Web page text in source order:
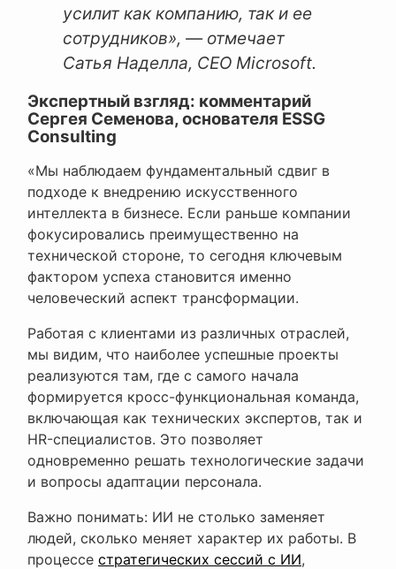
усилит как компанию, так и ее
сотрудников», — отмечает
Сатья Наделла, CEO Microsoft.
Экспертный взгляд: комментарий
Сергея Семенова, основателя ESSG
Consulting
«Мы наблюдаем фундаментальный сдвиг в
подходе к внедрению искусственного
интеллекта в бизнесе. Если раньше компании
фокусировались преимущественно на
технической стороне, то сегодня ключевым
фактором успеха становится именно
человеческий аспект трансформации.
Работая с клиентами из различных отраслей,
мы видим, что наиболее успешные проекты
реализуются там, где с самого начала
формируется кросс-функциональная команда,
включающая как технических экспертов, так и
HR-специалистов. Это позволяет
одновременно решать технологические задачи
и вопросы адаптации персонала.
Важно понимать: ИИ не столько заменяет
людей, сколько меняет характер их работы. В
процессе стратегических сессий с ИИ,